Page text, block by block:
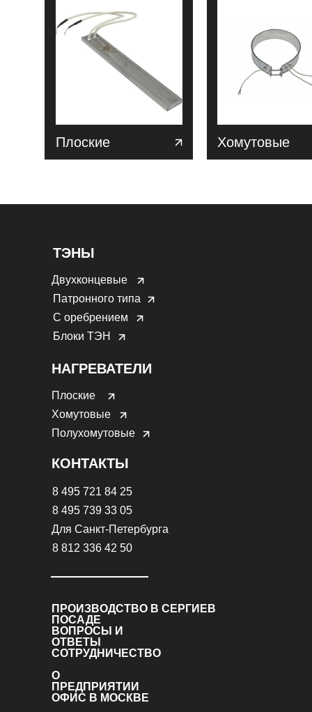
Плоские Хомутовые
8 495 721 84 25
8 495 739 33 05
Для Санкт-Петербурга
8 812 336 42 50
О
ПРЕДПРИЯТИИ
ВОПРОСЫ И
ОТВЕТЫ
СОТРУДНИЧЕСТВО
ТЭНЫ
Двухконцевые
Патронного типа
С оребрением
Блоки ТЭН
КОНТАКТЫ
НАГРЕВАТЕЛИ
Плоские
Хомутовые
Полухомутовые
ПРОИЗВОДСТВО В СЕРГИЕВ
ПОСАДЕ
ОФИС В МОСКВЕ